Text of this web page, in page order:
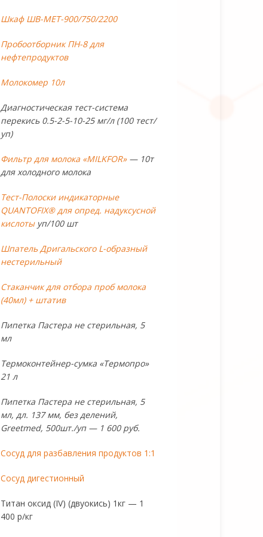
Шкаф ШВ-МЕТ-900/750/2200
Пробоотборник ПН-8 для
нефтепродуктов
Молокомер 10л
Диагностическая тест-система
перекись 0.5-2-5-10-25 мг/л (100 тест/
уп)
Фильтр для молока «MILKFOR»— 10т
для холодного молока
Тест-Полоски индикаторные
QUANTOFIX® для опред. надуксусной
кислотыуп/100 шт
Шпатель Дригальского L-образный
нестерильный
Стаканчик для отбора проб молока
(40мл) + штатив
Пипетка Пастера не стерильная, 5
мл
Термоконтейнер-сумка «Термопро»
21 л
Пипетка Пастера не стерильная, 5
мл, дл. 137 мм, без делений,
Greetmed, 500шт./уп — 1 600 руб.
Сосуд для разбавления продуктов 1:1
Сосуд дигестионный
Титан оксид (IV) (двуокись) 1кг — 1
400 р/кг